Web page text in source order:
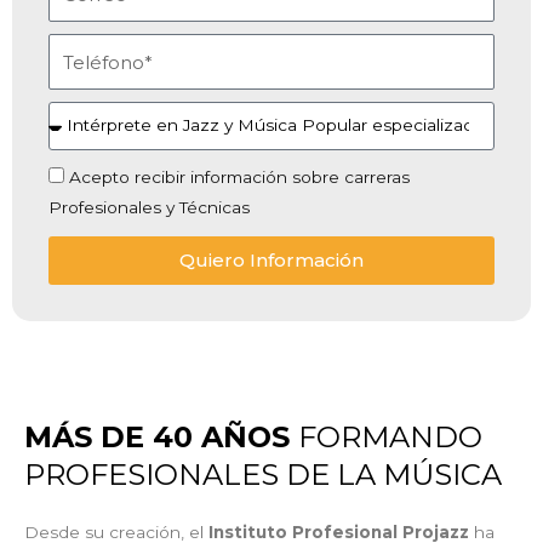
Acepto recibir información sobre carreras
Profesionales y Técnicas
Quiero Información
MÁS DE 40 AÑOS FORMANDO
PROFESIONALES DE LA MÚSICA
Desde su creación, el Instituto Profesional Projazz ha